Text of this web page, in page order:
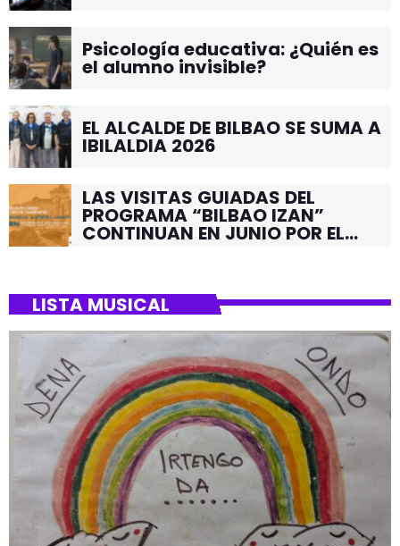
Psicología educativa: ¿Quién es
el alumno invisible?
EL ALCALDE DE BILBAO SE SUMA A
IBILALDIA 2026
LAS VISITAS GUIADAS DEL
PROGRAMA “BILBAO IZAN”
CONTINUAN EN JUNIO POR EL
LISTA MUSICAL